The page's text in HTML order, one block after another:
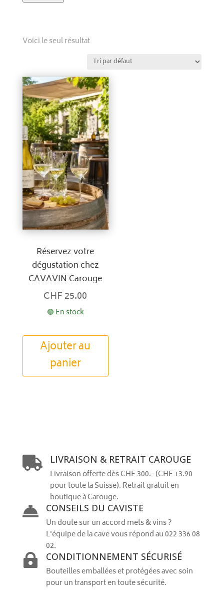
Voici le seul résultat
Réservez votre
dégustation chez
CAVAVIN Carouge
CHF25.00
🟢 En stock
Ajouter au
panier
 LIVRAISON & RETRAIT CAROUGE
Livraison offerte dès CHF 300.- (CHF 13.90
pour toute la Suisse). Retrait gratuit en
boutique à Carouge.
 CONSEILS DU CAVISTE
Un doute sur un accord mets & vins ?
L'équipe de la cave vous répond au 022 336 08
02.
 CONDITIONNEMENT SÉCURISÉ
Bouteilles emballées et protégées avec soin
pour un transport en toute sécurité.